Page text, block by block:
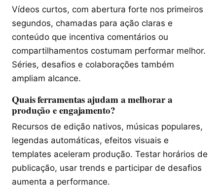
Vídeos curtos, com abertura forte nos primeiros
segundos, chamadas para ação claras e
conteúdo que incentiva comentários ou
compartilhamentos costumam performar melhor.
Séries, desafios e colaborações também
ampliam alcance.
Quais ferramentas ajudam a melhorar a
produção e engajamento?
Recursos de edição nativos, músicas populares,
legendas automáticas, efeitos visuais e
templates aceleram produção. Testar horários de
publicação, usar trends e participar de desafios
aumenta a performance.